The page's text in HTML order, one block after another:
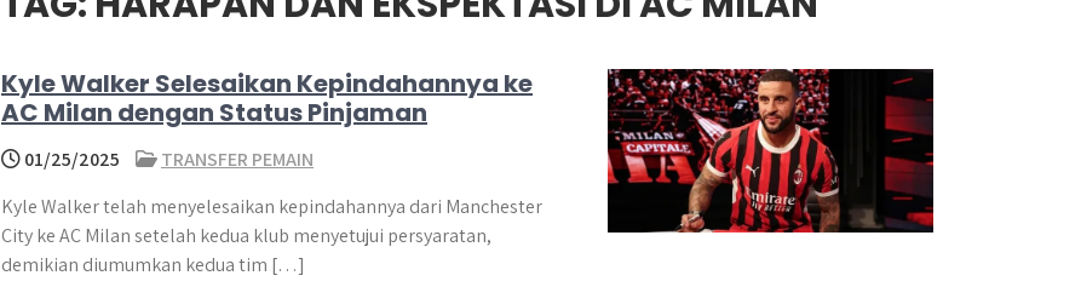
Kyle Walker Selesaikan Kepindahannya ke
AC Milan dengan Status Pinjaman
01/25/2025
TRANSFER PEMAIN
Kyle Walker telah menyelesaikan kepindahannya dari Manchester
City ke AC Milan setelah kedua klub menyetujui persyaratan,
demikian diumumkan kedua tim […]